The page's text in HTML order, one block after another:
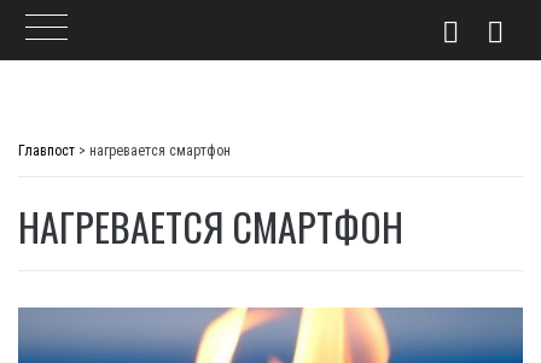
Главпост > нагревается смартфон
НАГРЕВАЕТСЯ СМАРТФОН